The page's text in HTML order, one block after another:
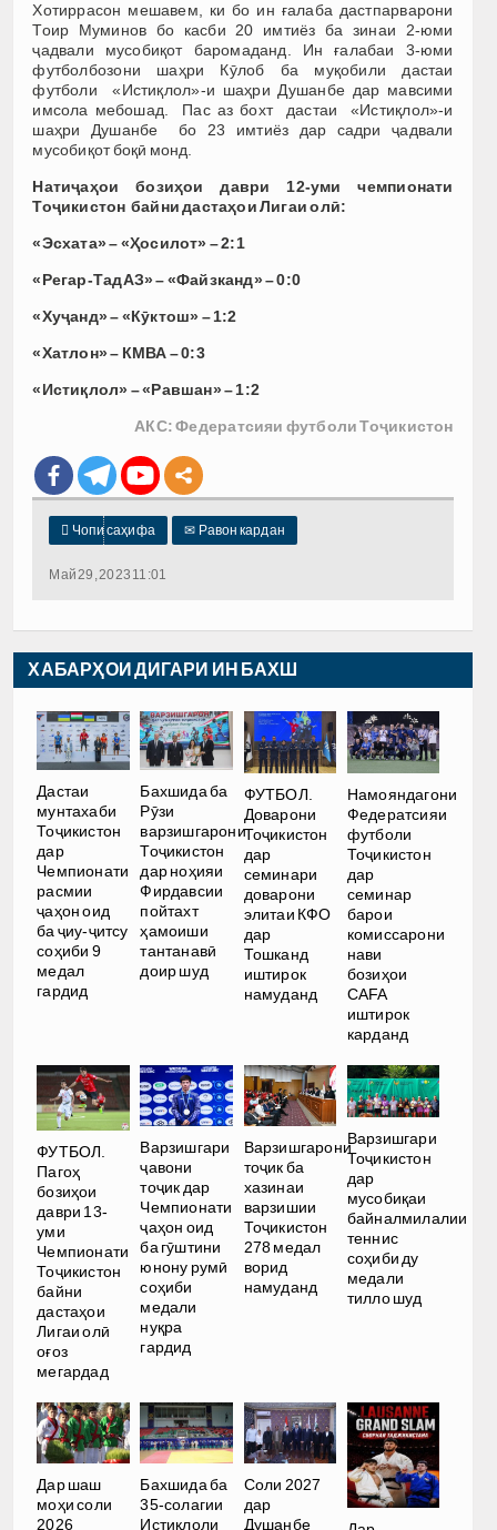
Хотиррасон мешавем, ки бо ин ғалаба дастпарварони
Тоир Муминов бо касби 20 имтиёз ба зинаи 2-юми
ҷадвали мусобиқот баромаданд. Ин ғалабаи 3-юми
футболбозони шаҳри Кӯлоб ба муқобили дастаи
футболи «Истиқлол»-и шаҳри Душанбе дар мавсими
имсола мебошад. Пас аз бохт дастаи «Истиқлол»-и
шаҳри Душанбе бо 23 имтиёз дар садри ҷадвали
мусобиқот боқӣ монд.
Натиҷаҳои бозиҳои даври 12-уми
чемпионати
Тоҷикистон байни дастаҳои Лигаи олӣ:
«Эсхата» – «Ҳосилот» – 2:1
«Регар-ТадАЗ» – «Файзканд» – 0:0
«Хуҷанд» – «Кӯктош» – 1:2
«Хатлон» – КМВА – 0:3
«Истиқлол» – «Равшан» – 1:2
АКС: Федератсияи футболи Тоҷикистон
 Чопи саҳифа ✉ Равон кардан
Май 29, 2023 11:01
ХАБАРҲОИ ДИГАРИ ИН БАХШ
Дастаи
мунтахаби
Тоҷикистон
дар
Чемпионати
расмии
ҷаҳон оид
ба ҷиу-ҷитсу
соҳиби 9
медал
гардид
Бахшида ба
Рӯзи
варзишгарони
Тоҷикистон
дар ноҳияи
Фирдавсии
пойтахт
ҳамоиши
тантанавӣ
доир шуд
ФУТБОЛ.
Доварони
Тоҷикистон
дар
семинари
доварони
элитаи КФО
дар
Тошканд
иштирок
намуданд
Намояндагони
Федератсияи
футболи
Тоҷикистон
дар
семинар
барои
комиссарони
нави
бозиҳои
CAFA
иштирок
карданд
ФУТБОЛ.
Пагоҳ
бозиҳои
даври 13-
уми
Чемпионати
Тоҷикистон
байни
дастаҳои
Лигаи олӣ
оғоз
мегардад
Варзишгари
ҷавони
тоҷик дар
Чемпионати
ҷаҳон оид
ба гӯштини
юнону румӣ
соҳиби
медали
нуқра
гардид
Варзишгарони
тоҷик ба
хазинаи
варзишии
Тоҷикистон
278 медал
ворид
намуданд
Варзишгари
Тоҷикистон
дар
мусобиқаи
байналмилалии
теннис
соҳиби ду
медали
тилло шуд
Дар шаш
моҳи соли
2026
Бахшида ба
35-солагии
Истиқлоли
Соли 2027
дар
Душанбе